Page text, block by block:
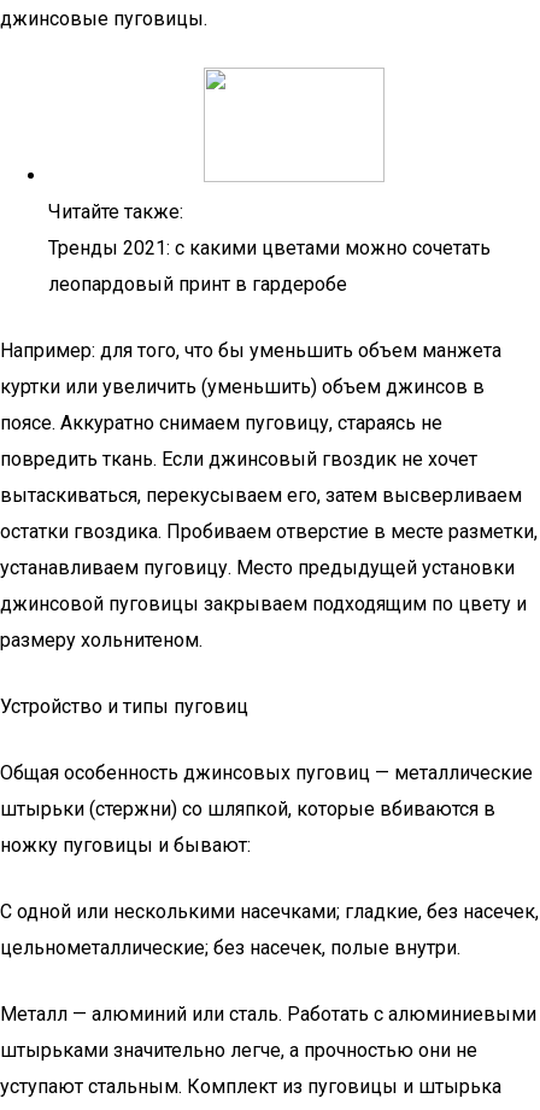
джинсовые пуговицы.
Читайте также:
Тренды 2021: с какими цветами можно сочетать
леопардовый принт в гардеробе
Например: для того, что бы уменьшить объем манжета
куртки или увеличить (уменьшить) объем джинсов в
поясе. Аккуратно снимаем пуговицу, стараясь не
повредить ткань. Если джинсовый гвоздик не хочет
вытаскиваться, перекусываем его, затем высверливаем
остатки гвоздика. Пробиваем отверстие в месте разметки,
устанавливаем пуговицу. Место предыдущей установки
джинсовой пуговицы закрываем подходящим по цвету и
размеру хольнитеном.
Устройство и типы пуговиц
Общая особенность джинсовых пуговиц — металлические
штырьки (стержни) со шляпкой, которые вбиваются в
ножку пуговицы и бывают:
С одной или несколькими насечками; гладкие, без насечек,
цельнометаллические; без насечек, полые внутри.
Металл — алюминий или сталь. Работать с алюминиевыми
штырьками значительно легче, а прочностью они не
уступают стальным. Комплект из пуговицы и штырька